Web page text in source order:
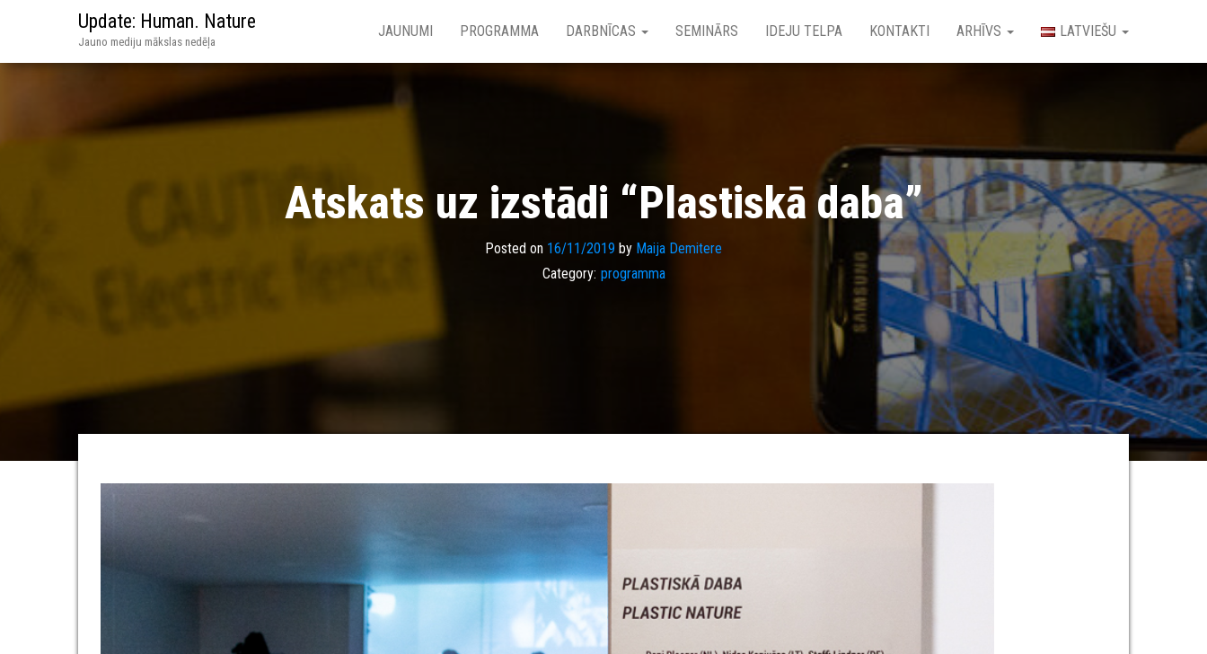
Update: Human. Nature
Jauno mediju mākslas nedēļa
JAUNUMI PROGRAMMA DARBNĪCAS SEMINĀRS IDEJU TELPA KONTAKTI ARHĪVS LATVIEŠU
Atskats uz izstādi “Plastiskā daba”
Posted on 16/11/2019 by Maija Demitere
Category: programma